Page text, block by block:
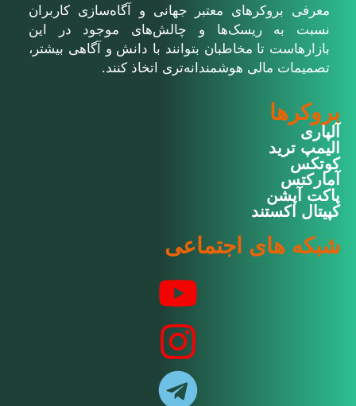
معرفی بروکرهای معتبر جهانی و آگاه‌سازی کاربران
نسبت به ریسک‌ها و چالش‌های موجود در این
بازارهاست تا مخاطبان بتوانند با دانش و آگاهی بیشتر،
تصمیمات مالی هوشمندانه‌تری اتخاذ کنند.
بروکرها
آلپاری
الیمپ ترید
کوتکس
آمارکتس
پاکت آپشن
کپیتال اکستند
شبکه های اجتماعی